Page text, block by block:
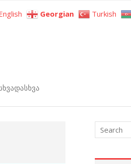
Georgian Turkish